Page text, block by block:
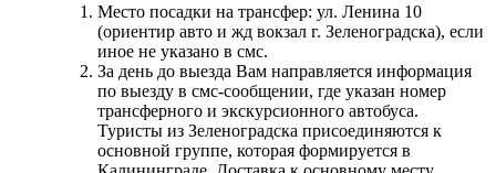
Место посадки на трансфер: ул. Ленина 10
(ориентир авто и жд вокзал г. Зеленоградска), если
иное не указано в смс.
За день до выезда Вам направляется информация
по выезду в смс-сообщении, где указан номер
трансферного и экскурсионного автобуса.
Туристы из Зеленоградска присоединяются к
основной группе, которая формируется в